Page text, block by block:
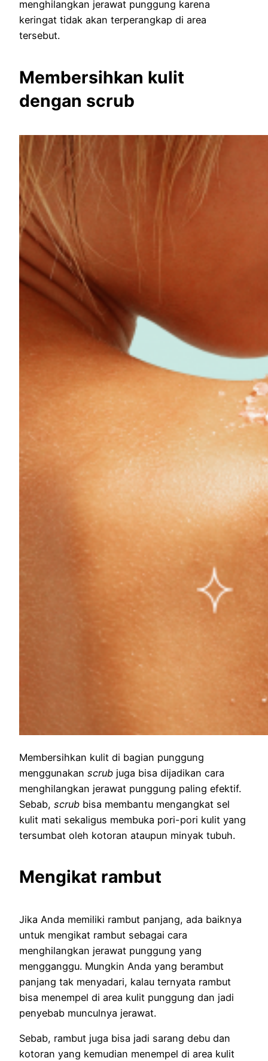
menghilangkan jerawat punggung karena
keringat tidak akan terperangkap di area
tersebut.
Membersihkan kulit
dengan scrub
Membersihkan kulit di bagian punggung
menggunakan scrub juga bisa dijadikan cara
menghilangkan jerawat punggung paling efektif.
Sebab, scrub bisa membantu mengangkat sel
kulit mati sekaligus membuka pori-pori kulit yang
tersumbat oleh kotoran ataupun minyak tubuh.
Mengikat rambut
Jika Anda memiliki rambut panjang, ada baiknya
untuk mengikat rambut sebagai cara
menghilangkan jerawat punggung yang
mengganggu. Mungkin Anda yang berambut
panjang tak menyadari, kalau ternyata rambut
bisa menempel di area kulit punggung dan jadi
penyebab munculnya jerawat.
Sebab, rambut juga bisa jadi sarang debu dan
kotoran yang kemudian menempel di area kulit